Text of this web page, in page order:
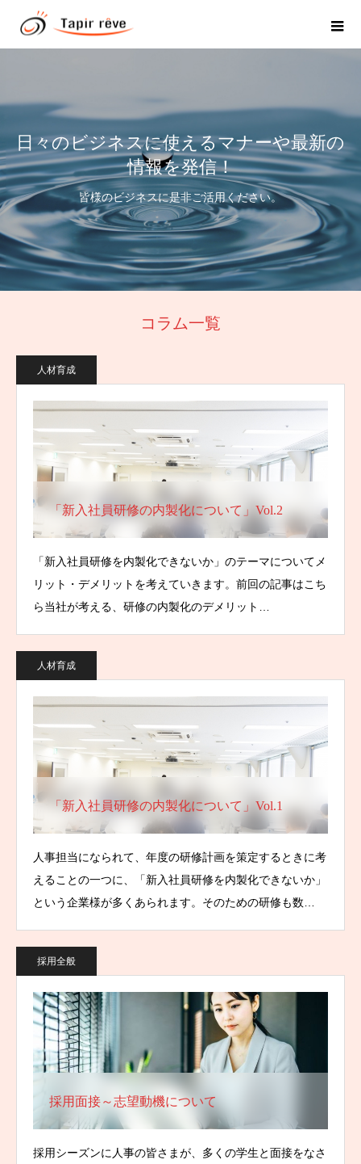
日々のビジネスに使えるマナーや最新の
情報を発信！
皆様のビジネスに是非ご活用ください。
コラム一覧
人材育成
「新入社員研修の内製化について」Vol.2
「新入社員研修を内製化できないか」のテーマについてメ
リット・デメリットを考えていきます。前回の記事はこち
ら当社が考える、研修の内製化のデメリット…
人材育成
「新入社員研修の内製化について」Vol.1
人事担当になられて、年度の研修計画を策定するときに考
えることの一つに、「新入社員研修を内製化できないか」
という企業様が多くあられます。そのための研修も数…
採用全般
採用面接～志望動機について
採用シーズンに人事の皆さまが、多くの学生と面接をなさ